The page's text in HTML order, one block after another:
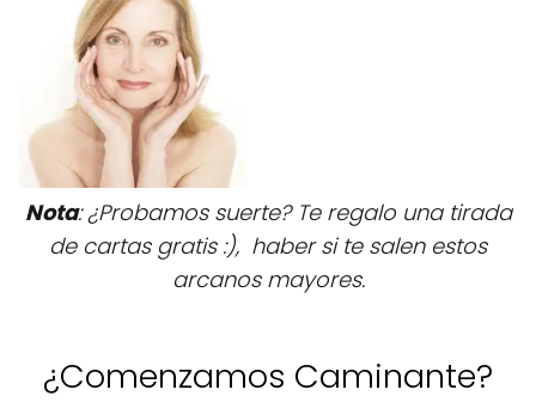
Nota: ¿Probamos suerte? Te regalo una tirada
de cartas gratis :), haber si te salen estos
arcanos mayores.
¿Comenzamos Caminante?